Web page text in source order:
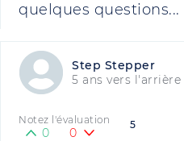
quelques questions...
Step Stepper
5 ans vers l'arrière
5
Notez l'évaluation
0 0